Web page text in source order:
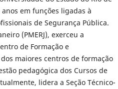
anos em funções ligadas à
de Segurança Pública.
(PMERJ), exerceu a
de Formação e
maiores centros de formação
pedagógica dos Cursos de
lidera a Seção Técnico-